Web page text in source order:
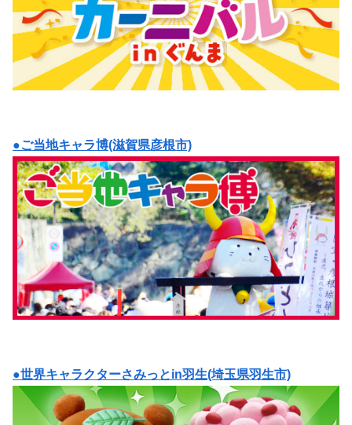
●ご当地キャラ博(滋賀県彦根市)
●世界キャラクターさみっとin羽生(埼玉県羽生市)